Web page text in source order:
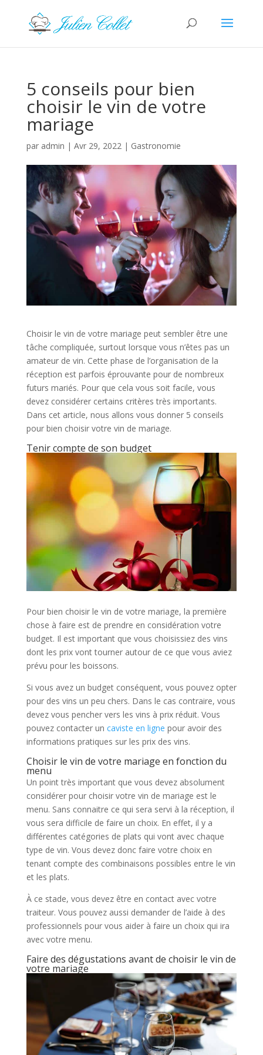
5 conseils pour bien
choisir le vin de votre
mariage
par admin | Avr 29, 2022| Gastronomie
Choisir le vin de votre mariage peut sembler être une
tâche compliquée, surtout lorsque vous n’êtes pas un
amateur de vin. Cette phase de l’organisation de la
réception est parfois éprouvante pour de nombreux
futurs mariés. Pour que cela vous soit facile, vous
devez considérer certains critères très importants.
Dans cet article, nous allons vous donner 5 conseils
pour bien choisir votre vin de mariage.
Tenir compte de son budget
Pour bien choisir le vin de votre mariage, la première
chose à faire est de prendre en considération votre
budget. Il est important que vous choisissiez des vins
dont les prix vont tourner autour de ce que vous aviez
prévu pour les boissons.
Si vous avez un budget conséquent, vous pouvez opter
pour des vins un peu chers. Dans le cas contraire, vous
devez vous pencher vers les vins à prix réduit. Vous
pouvez contacter un caviste en ligne pour avoir des
informations pratiques sur les prix des vins.
Choisir le vin de votre mariage en fonction du
menu
Un point très important que vous devez absolument
considérer pour choisir votre vin de mariage est le
menu. Sans connaitre ce qui sera servi à la réception, il
vous sera difficile de faire un choix. En effet, il y a
différentes catégories de plats qui vont avec chaque
type de vin. Vous devez donc faire votre choix en
tenant compte des combinaisons possibles entre le vin
et les plats.
À ce stade, vous devez être en contact avec votre
traiteur. Vous pouvez aussi demander de l’aide à des
professionnels pour vous aider à faire un choix qui ira
avec votre menu.
Faire des dégustations avant de choisir le vin de
votre mariage